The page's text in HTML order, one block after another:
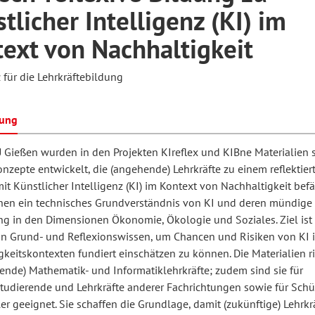
Schule und Unterricht
Arbeit
und Unterrichtsforschung
und
Erwachsenenbildung
Forum
für
Intelligenz (KI) im
von Nachhaltigkeit
für die Lehrkräftebildung
Gießen wurden in den Projekten KIreflex und KIBne Materialien
entwickelt, die (angehende) Lehrkräfte zu einem
Künstlicher Intelligenz (KI) im Kontext von Nachhaltigkeit
ein technisches Grundverständnis von KI und deren mündige
in den Dimensionen Ökonomie, Ökologie und Soziales. Ziel ist
Grund- und Reflexionswissen, um Chancen und Risiken von KI
fundiert einschätzen zu können. Die Materialien
Mathematik- und Informatiklehrkräfte; zudem sind sie für
und Lehrkräfte anderer Fachrichtungen sowie für
geeignet. Sie schaffen die Grundlage, damit (zukünftige)